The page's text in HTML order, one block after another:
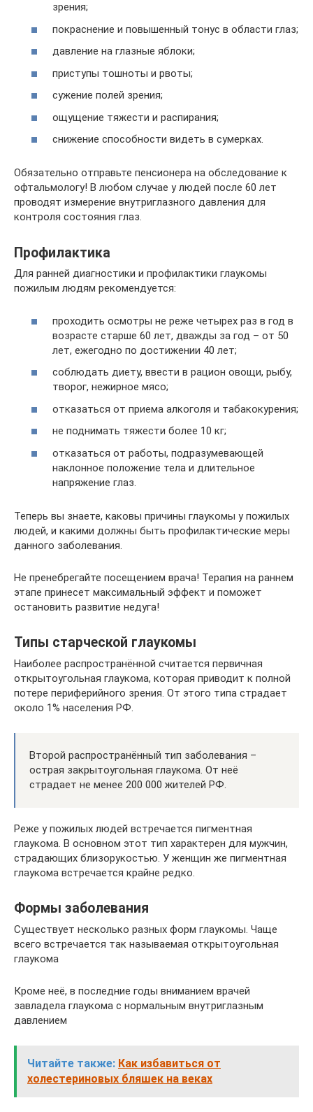
зрения;
покраснение и повышенный тонус в области глаз;
давление на глазные яблоки;
приступы тошноты и рвоты;
сужение полей зрения;
ощущение тяжести и распирания;
снижение способности видеть в сумерках.
Обязательно отправьте пенсионера на обследование к
офтальмологу! В любом случае у людей после 60 лет
проводят измерение внутриглазного давления для
контроля состояния глаз.
Профилактика
Для ранней диагностики и профилактики глаукомы
пожилым людям рекомендуется:
проходить осмотры не реже четырех раз в год в
возрасте старше 60 лет, дважды за год – от 50
лет, ежегодно по достижении 40 лет;
соблюдать диету, ввести в рацион овощи, рыбу,
творог, нежирное мясо;
отказаться от приема алкоголя и табакокурения;
не поднимать тяжести более 10 кг;
отказаться от работы, подразумевающей
наклонное положение тела и длительное
напряжение глаз.
Теперь вы знаете, каковы причины глаукомы у пожилых
людей, и какими должны быть профилактические меры
данного заболевания.
Не пренебрегайте посещением врача! Терапия на раннем
этапе принесет максимальный эффект и поможет
остановить развитие недуга!
Типы старческой глаукомы
Наиболее распространённой считается первичная
открытоугольная глаукома, которая приводит к полной
потере периферийного зрения. От этого типа страдает
около 1% населения РФ.
Второй распространённый тип заболевания –
острая закрытоугольная глаукома. От неё
страдает не менее 200 000 жителей РФ.
Реже у пожилых людей встречается пигментная
глаукома. В основном этот тип характерен для мужчин,
страдающих близорукостью. У женщин же пигментная
глаукома встречается крайне редко.
Формы заболевания
Существует несколько разных форм глаукомы. Чаще
всего встречается так называемая открытоугольная
глаукома
Кроме неё, в последние годы вниманием врачей
завладела глаукома с нормальным внутриглазным
давлением
Читайте также: Как избавиться от
холестериновых бляшек на веках